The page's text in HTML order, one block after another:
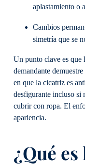
aplastamiento o
Cambios
simetría que se
Un punto clave es que
demandante
en que la cicatriz es
desfigurante incluso si
cubrir con ropa. El
apariencia.
¿Qué es